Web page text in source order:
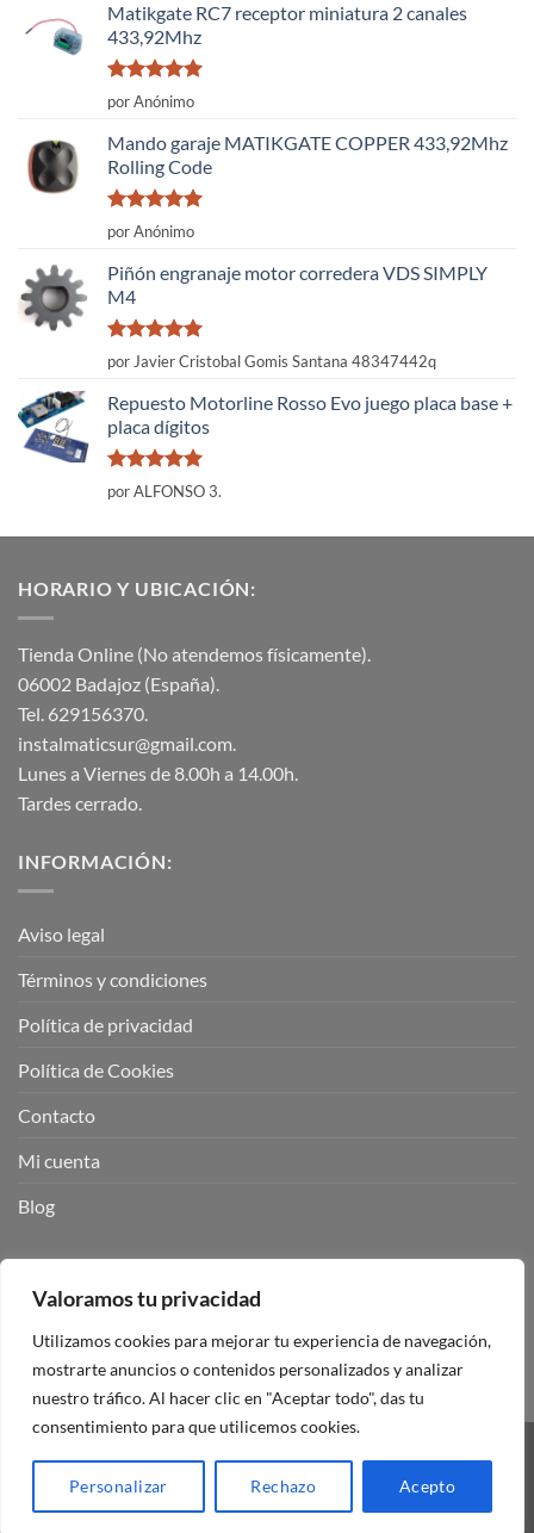
Valoramos tu privacidad
Utilizamos cookies para mejorar tu experiencia de navegación,
mostrarte anuncios o contenidos personalizados y analizar
nuestro tráfico. Al hacer clic en "Aceptar todo", das tu
consentimiento para que utilicemos cookies.
Personalizar Rechazo Acepto
Matikgate RC7 receptor miniatura 2 canales
433,92Mhz
Valorado
con
por Anónimo
Mando garaje MATIKGATE COPPER 433,92Mhz
Rolling Code
Valorado
con
por Anónimo
Piñón engranaje motor corredera VDS SIMPLY
M4
Valorado
con
por Javier Cristobal Gomis Santana 48347442q
Repuesto Motorline Rosso Evo juego placa base +
placa dígitos
Valorado
con
por ALFONSO 3.
HORARIO Y UBICACIÓN:
Tienda Online (No atendemos físicamente).
06002 Badajoz (España).
Tel. 629156370.
instalmaticsur@gmail.com.
Lunes a Viernes de 8.00h a 14.00h.
Tardes cerrado.
INFORMACIÓN:
Aviso legal
Términos y condiciones
Política de privacidad
Política de Cookies
Contacto
Mi cuenta
Blog
Visa PayPal Stripe MasterCard
Copyright 2026 ©Mando Garaje Universal Tienda Online España.